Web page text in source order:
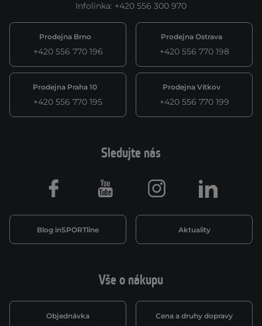
Infolinka: +420 556 300 970
Prodejna Brno
+420 556 770 196
Prodejna Ostrava
+420 556 770 198
Prodejna Praha 10
+420 556 770 195
Prodejna Vítkov
+420 556 770 199
Vše o nákupu
Objednávka Cena a druhy dopravy
Sledujte nás
Blog inSPORTline Aktuality
Facebook Youtube Instagram LinkedIn